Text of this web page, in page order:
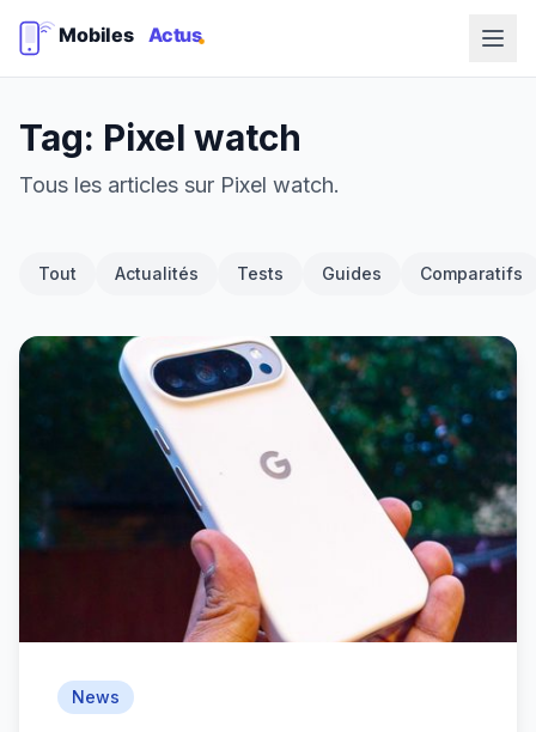
Tag: Pixel watch
Tous les articles sur Pixel watch.
Tout Actualités Tests Guides Comparatifs
News